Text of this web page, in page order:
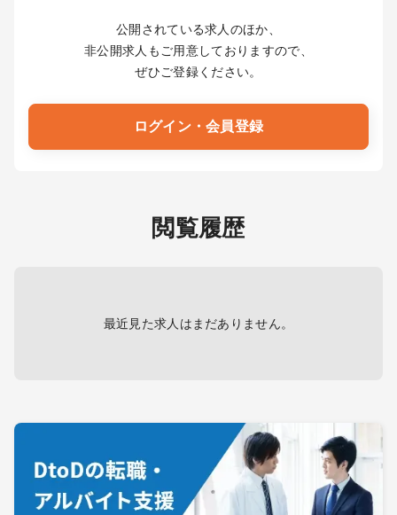
公開されている求人のほか、
非公開求人もご用意しておりますので、
ぜひご登録ください。
ログイン・会員登録
閲覧履歴
最近見た求人はまだありません。